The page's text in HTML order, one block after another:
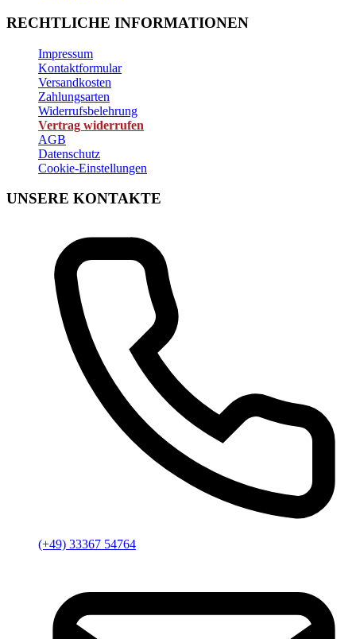
RECHTLICHE INFORMATIONEN
Impressum
Kontaktformular
Versandkosten
Zahlungsarten
Widerrufsbelehrung
Vertrag widerrufen
AGB
Datenschutz
Cookie-Einstellungen
UNSERE KONTAKTE
(+49) 33367 54764